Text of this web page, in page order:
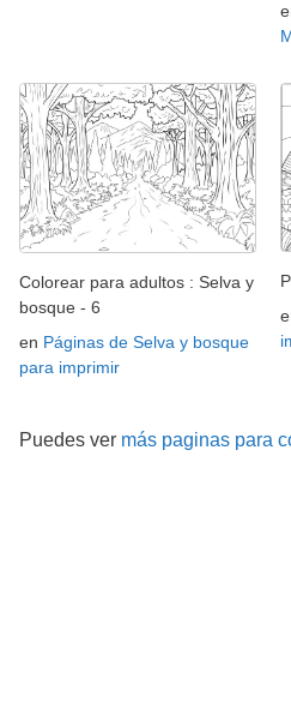
Colorear para adultos : Selva y
bosque - 6
en Páginas de Selva y bosque
para imprimir
Puedes ver más paginas para